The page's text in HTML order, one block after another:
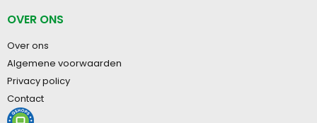
OVER ONS
Over ons
Algemene voorwaarden
Privacy policy
Contact